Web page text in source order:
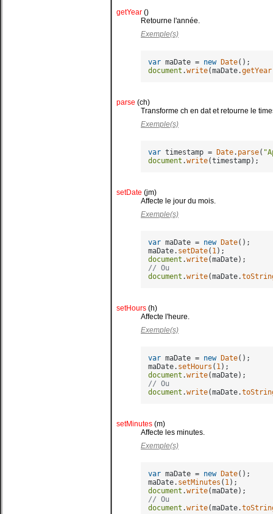
getYear ()
Retourne l'année.
Exemple(s)
var maDate = new Date
document .write(maDate.getYear
parse (ch)
Transforme ch en dat et retourne le
Exemple(s)
var timestamp = Date. parse(
document .write
setDate (jm)
Affecte le jour du mois.
Exemple(s)
var maDate = new Date();
maDate. setDate( 1
document .write
// Ou
document .write(maDate.
setHours (h)
Affecte l'heure.
Exemple(s)
var maDate = new Date();
maDate. setHours ( 1
document .write
// Ou
document .write(maDate.
setMinutes (m)
Affecte les minutes.
Exemple(s)
var maDate = new Date();
maDate. setMinutes ( 1
document .write
// Ou
document .write(maDate.